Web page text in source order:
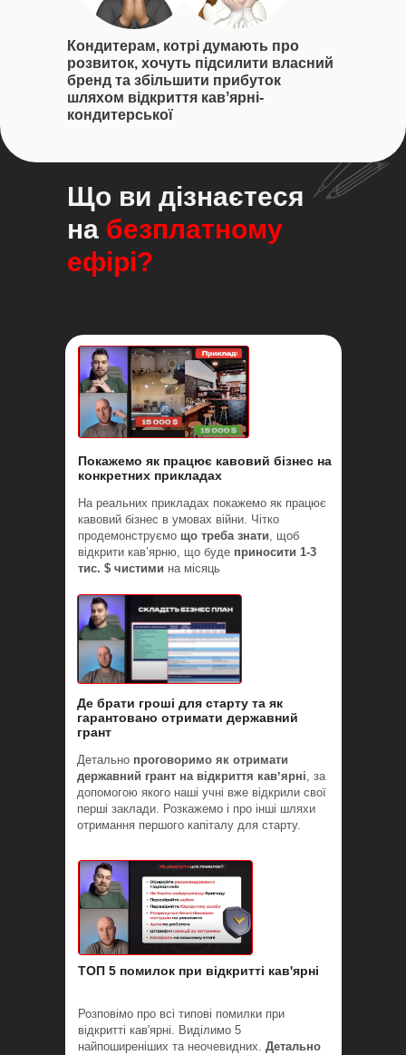
Кондитерам, котрі думають про
розвиток, хочуть підсилити власний
бренд та збільшити прибуток
шляхом відкриття кавʼярні-
кондитерської
Покажемо як працює кавовий бізнес на
конкретних прикладах
На реальних прикладах покажемо як працює
кавовий бізнес в умовах війни. Чітко
продемонструємо що треба знати, щоб
відкрити кавʼярню, що буде приносити 1-3
тис. $ чистими на місяць
Що ви дізнаєтеся
на безплатному
ефірі?
Де брати гроші для старту та як
гарантовано отримати державний
грант
Детально проговоримо як отримати
державний грант на відкриття кавʼярні, за
допомогою якого наші учні вже відкрили свої
перші заклади. Розкажемо і про інші шляхи
отримання першого капіталу для старту.
ТОП 5 помилок при відкритті кав'ярні
Розповімо про всі типові помилки при
відкритті кав'ярні. Виділимо 5
найпоширеніших та неочевидних. Детально